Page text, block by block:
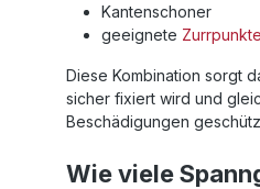
Kantenschoner
geeignete Zurrpunkte
Diese Kombination sorgt
sicher fixiert wird und
Beschädigungen
Wie viele